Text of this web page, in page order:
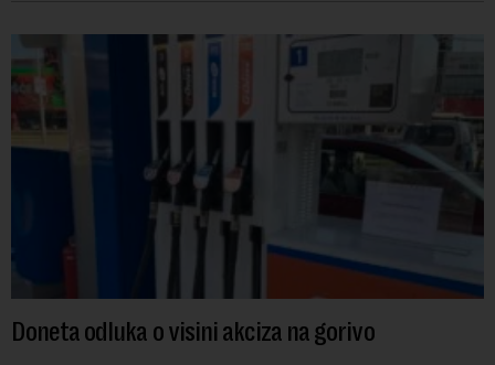
Doneta odluka o visini akciza na gorivo